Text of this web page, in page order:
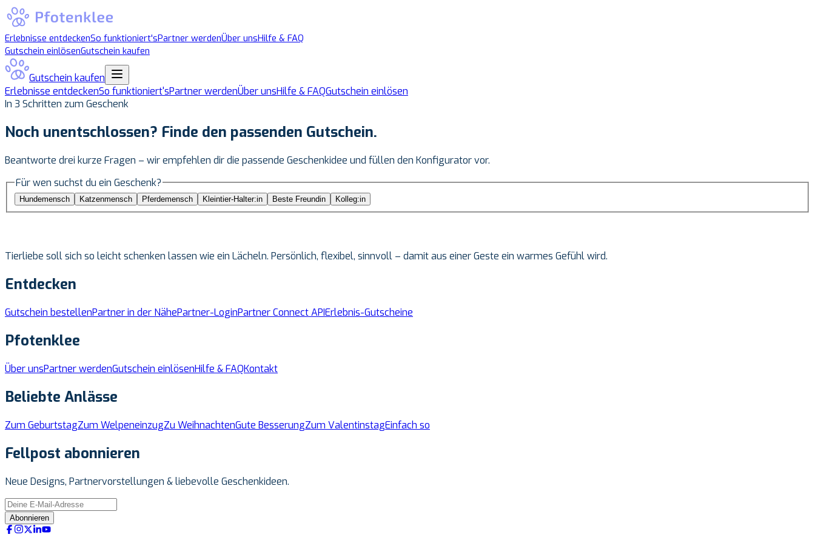
Erlebnisse entdeckenSo funktioniert'sPartner werdenÜber unsHilfe & FAQ
Gutschein einlösenGutschein kaufen
Gutschein kaufen
Erlebnisse entdeckenSo funktioniert'sPartner werdenÜber unsHilfe & FAQGutschein einlösen
In 3 Schritten zum Geschenk
Noch unentschlossen? Finde den passenden Gutschein.
Beantworte drei kurze Fragen – wir empfehlen dir die passende Geschenkidee und füllen den Konfigurator vor.
Für wen suchst du ein Geschenk?
Hundemensch Katzenmensch Pferdemensch Kleintier-Halter:in Beste Freundin Kolleg:in
Tierliebe soll sich so leicht schenken lassen wie ein Lächeln. Persönlich, flexibel, sinnvoll – damit aus einer Geste ein warmes Gefühl wird.
Entdecken
Gutschein bestellenPartner in der NähePartner-LoginPartner Connect APIErlebnis-Gutscheine
Pfotenklee
Über unsPartner werdenGutschein einlösenHilfe & FAQKontakt
Beliebte Anlässe
Zum GeburtstagZum WelpeneinzugZu WeihnachtenGute BesserungZum ValentinstagEinfach so
Fellpost abonnieren
Neue Designs, Partnervorstellungen & liebevolle Geschenkideen.
Abonnieren